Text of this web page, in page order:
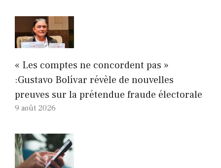
« Les comptes ne concordent pas »
:Gustavo Bolívar révèle de nouvelles
preuves sur la prétendue fraude électorale
9 août 2026